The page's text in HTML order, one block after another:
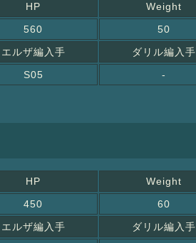
HP Weight
560 50
エルザ編入手 ダリル編入手
S05 -
HP Weight
450 60
エルザ編入手 ダリル編入手